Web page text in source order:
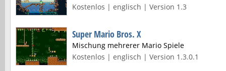
Kostenlos | englisch | Version 1.3
Super Mario Bros. X
Mischung mehrerer Mario Spiele
Kostenlos | englisch | Version 1.3.0.1